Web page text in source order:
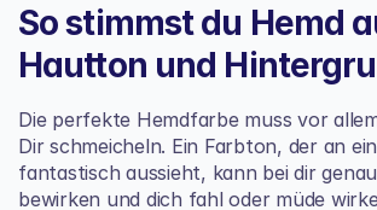
So stimmst du Hemd
Hautton und
Die perfekte Hemdfarbe muss vor
Dir schmeicheln. Ein Farbton, der an
fantastisch aussieht, kann bei dir
bewirken und dich fahl oder müde